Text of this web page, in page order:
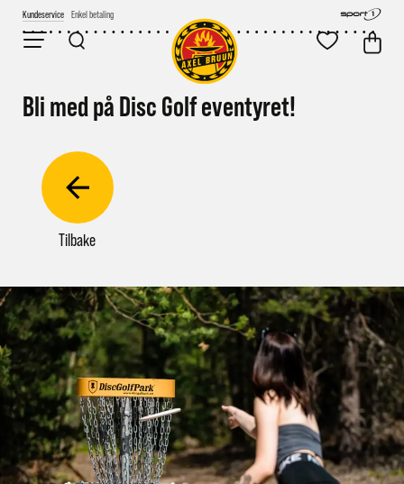
Kundeservice Fri frakt over 2000,-
Bli med på Disc Golf eventyret!
Tilbake